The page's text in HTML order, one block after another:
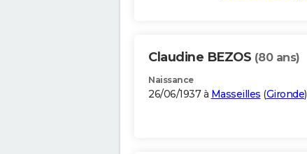
Claudine BEZOS (80 ans)
Naissance
26/06/1937 à Masseilles (Gironde)